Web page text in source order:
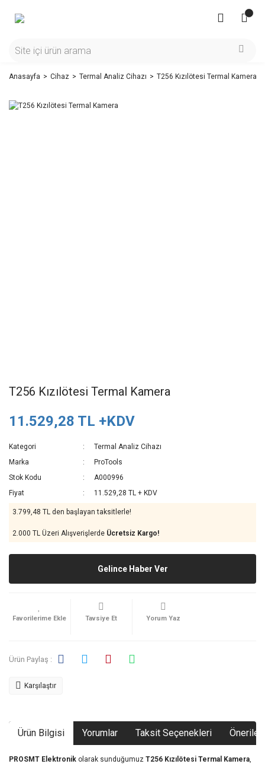
Anasayfa Cihaz Termal Analiz Cihazı T256 Kızılötesi Termal Kamera
T256 Kızılötesi Termal Kamera
11.529,28 TL +KDV
Kategori
Termal Analiz Cihazı
Marka
ProTools
Stok Kodu
A000996
Fiyat
11.529,28 TL + KDV
3.799,48 TL den başlayan taksitlerle!
2.000 TL Üzeri Alışverişlerde Ücretsiz Kargo!
Gelince Haber Ver
Tavsiye Et Yorum Yaz
Ürün Paylaş :
Karşılaştır
Ürün Bilgisi Yorumlar Taksit Seçenekleri
PROSMT Elektronik olarak sunduğumuz T256 Kızılötesi Termal Kamera,